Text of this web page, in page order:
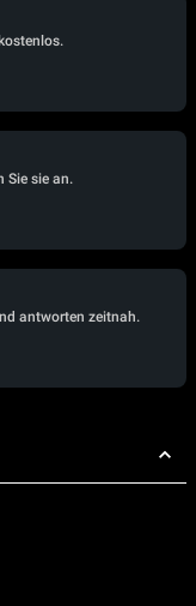
Sie sie an.
antworten zeitnah.